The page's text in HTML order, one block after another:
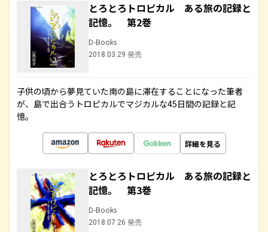
とろとろトロピカル ある旅の記録と
記憶。 第2巻
D-Books
2018.03.29 発売
子供の頃から夢見ていた南の島に滞在することになった筆者
が、島で出合うトロピカルでマジカルな45日間の記録と記
憶。
詳細を見る
とろとろトロピカル ある旅の記録と
記憶。 第3巻
D-Books
2018.07.26 発売